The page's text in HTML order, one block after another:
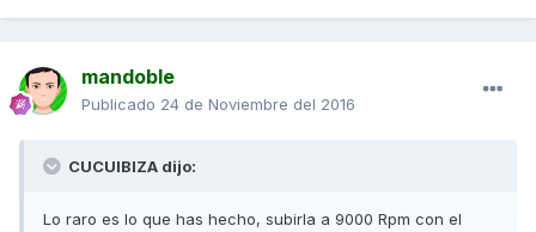
mandoble
Publicado 24 de Noviembre del 2016
CUCUIBIZA dijo:
Lo raro es lo que has hecho, subirla a 9000 Rpm con el